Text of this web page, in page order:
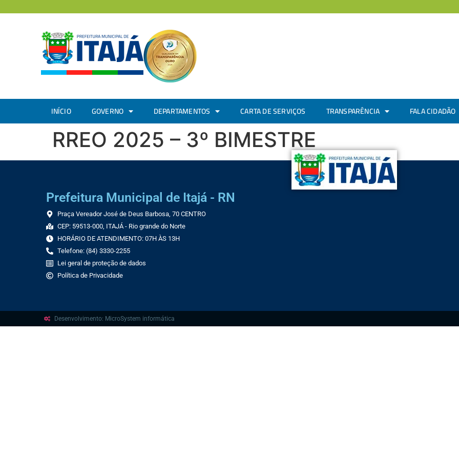
INÍCIO GOVERNO DEPARTAMENTOS CARTA DE SERVIÇOS TRANSPARÊNCIA FALA CIDADÃO
RREO 2025 – 3º BIMESTRE
Prefeitura Municipal de Itajá - RN
Praça Vereador José de Deus Barbosa, 70 CENTRO
CEP: 59513-000, ITAJÁ - Rio grande do Norte
HORÁRIO DE ATENDIMENTO: 07H ÀS 13H
Telefone: (84) 3330-2255
Lei geral de proteção de dados
Política de Privacidade
Desenvolvimento: MicroSystem informática